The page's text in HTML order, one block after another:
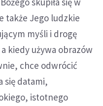
także Jego ludzkie
myśli i drogę
kiedy używa obrazów
chce odwrócić
się datami,
istotnego